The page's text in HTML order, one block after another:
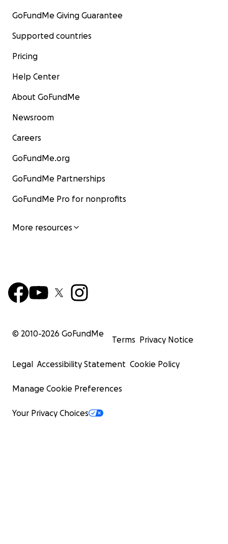
GoFundMe Giving Guarantee
Supported countries
Pricing
Help Center
About GoFundMe
Newsroom
Careers
GoFundMe.org
GoFundMe Partnerships
GoFundMe Pro for nonprofits
More resources
© 2010-2026 GoFundMe
Terms Privacy Notice
Legal Accessibility Statement Cookie Policy
Manage Cookie Preferences
Your Privacy Choices